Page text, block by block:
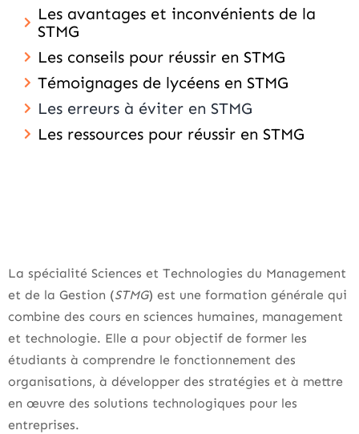
Les avantages et inconvénients de la
STMG
Les conseils pour réussir en STMG
Témoignages de lycéens en STMG
Les erreurs à éviter en STMG
Les ressources pour réussir en STMG
La spécialité Sciences et Technologies du Management
et de la Gestion (STMG) est une formation générale qui
combine des cours en sciences humaines, management
et technologie. Elle a pour objectif de former les
étudiants à comprendre le fonctionnement des
organisations, à développer des stratégies et à mettre
en œuvre des solutions technologiques pour les
entreprises.